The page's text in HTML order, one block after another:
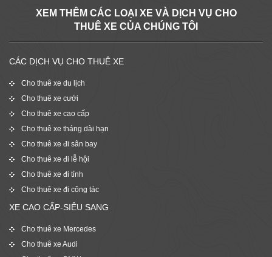
XEM THÊM CÁC LOẠI XE VÀ DỊCH VỤ CHO
THUÊ XE CỦA CHÚNG TÔI
CÁC DỊCH VỤ CHO THUÊ XE
Cho thuê xe du lịch
Cho thuê xe cưới
Cho thuê xe cao cấp
Cho thuê xe tháng dài hạn
Cho thuê xe đi sân bay
Cho thuê xe đi lễ hội
Cho thuê xe đi tỉnh
Cho thuê xe đi công tác
XE CAO CẤP-SIÊU SANG
Cho thuê xe Mercedes
Cho thuê xe Audi